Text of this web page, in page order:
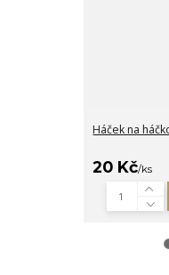
Háček na
20 Kč/ks